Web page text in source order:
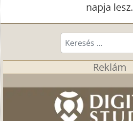
napja lesz.
Keresés...
Reklám